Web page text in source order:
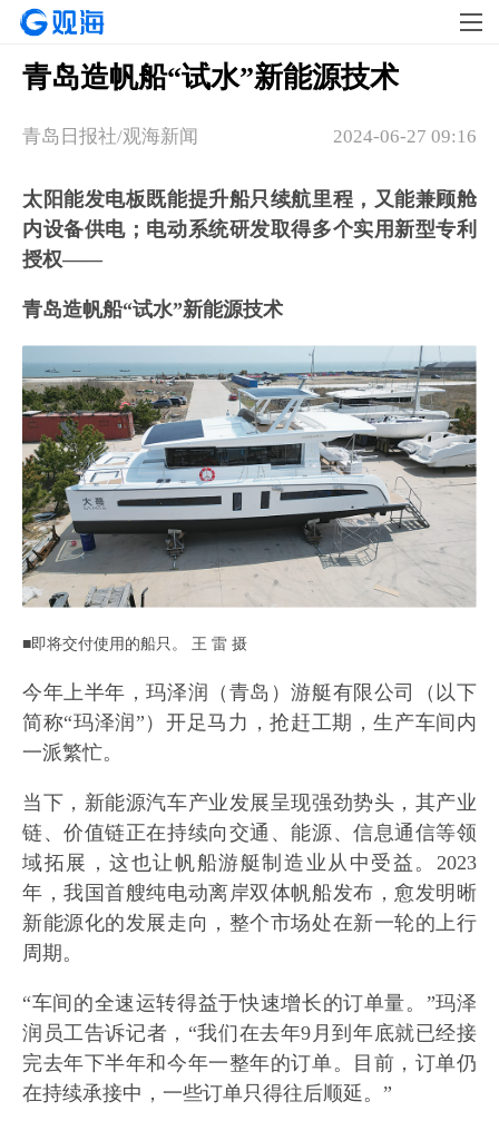
青岛造帆船“试水”新能源技术
2024-06-27 09:16
青岛日报社/观海新闻
太阳能发电板既能提升船只续航里程，又能兼顾舱
内设备供电；电动系统研发取得多个实用新型专利
授权——
青岛造帆船“试水”新能源技术
■即将交付使用的船只。 王 雷 摄
今年上半年，玛泽润（青岛）游艇有限公司（以下
简称“玛泽润”）开足马力，抢赶工期，生产车间内
一派繁忙。
当下，新能源汽车产业发展呈现强劲势头，其产业
链、价值链正在持续向交通、能源、信息通信等领
域拓展，这也让帆船游艇制造业从中受益。2023
年，我国首艘纯电动离岸双体帆船发布，愈发明晰
新能源化的发展走向，整个市场处在新一轮的上行
周期。
“车间的全速运转得益于快速增长的订单量。”玛泽
润员工告诉记者，“我们在去年9月到年底就已经接
完去年下半年和今年一整年的订单。目前，订单仍
在持续承接中，一些订单只得往后顺延。”